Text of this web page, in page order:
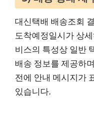
대신택배 배송조회
도착예정일시가 상
비스의 특성상 일반
배송 정보를 제공하
전에 안내 메시지가
있습니다.